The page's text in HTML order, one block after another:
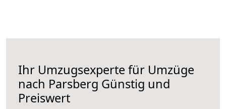
Ihr Umzugsexperte für Umzüge
nach Parsberg Günstig und
Preiswert